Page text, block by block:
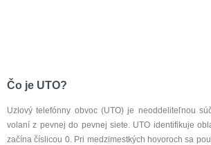
Čo je UTO?
Uzlový telefónny obvoc (UTO) je neoddeliteľnou
volaní z pevnej do pevnej siete. UTO identifikuje
začína číslicou 0. Pri medzimestkých hovoroch sa